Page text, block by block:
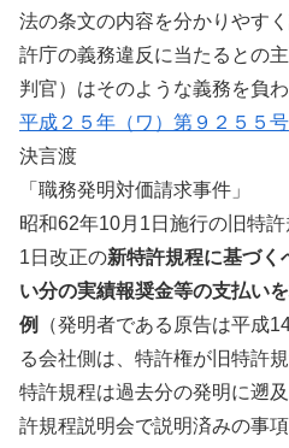
法の条文の内容を分かりやす
許庁の義務違反に当たるとの
判官）はそのような義務を負わ
平成２５年（ワ）第９２５５号
決言渡
「職務発明対価請求事件」
昭和62年10月1日施行の旧特
1日改正の新特許規程に基づく
い分の実績報奨金等の支払い
例
（発明者である原告は平成
る会社側は、特許権が旧特許
特許規程は過去分の発明に遡
許規程説明会で説明済みの事